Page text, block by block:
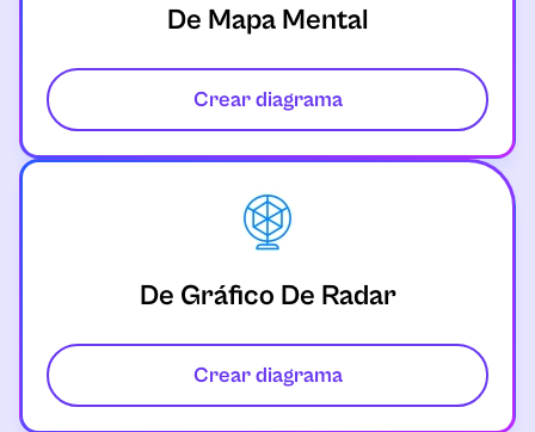
De Mapa Mental
Crear diagrama
De Gráfico De Radar
Crear diagrama